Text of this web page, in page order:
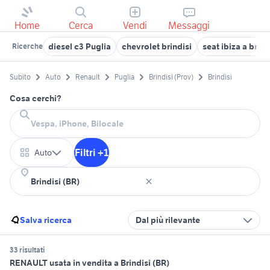
Home Cerca Vendi Messaggi
Ricerche diesel c3 Puglia chevrolet brindisi seat ibiza a
Subito Auto Renault Puglia Brindisi (Prov) Brindisi
Cosa cerchi?
Auto Filtri +1
Salva ricerca Dal più rilevante
33 risultati
RENAULT usata in vendita a Brindisi (BR)